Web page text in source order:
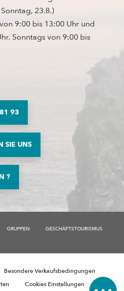
Kommentare
23.8.)
9:00 bis 13:00 Uhr und
Sonntags von 9:00 bis
93
SIE UNS
?
GRUPPEN GESCHÄFTSTOURISMUS
Besondere Verkaufsbedingungen
Cookies Einstellungen